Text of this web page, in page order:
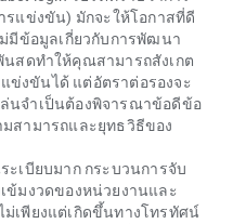
รแข่งขัน) มักจะให้โอกาสที่ดี
ม่มีข้อมูลเกี่ยวกับการพัฒนา
สดทำให้คุณสามารถสังเกต
ข่งขันได้ แต่อัตราต่อรองจะ
ล่นจำเป็นต้องพิจารณาข้อดีข้อ
สามารถและยุทธวิธีของ
ะเบียบมาก กระบวนการจับ
ข้มงวดของหน่วยงานและ
เพียงแต่เกิดขึ้นทางโทรทัศน์